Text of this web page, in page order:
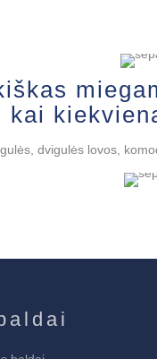
dvigulės lovos,